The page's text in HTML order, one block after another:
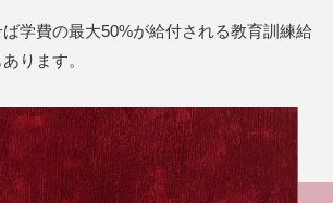
学費の最大50%が給付される教育訓練給
ります。